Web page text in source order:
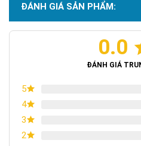
Tấm pin 6V/45W hiệu suất
700*350*17mm
Chứng nhận
ĐÁNH GIÁ SẢN PHẨM:
0.0
ĐÁNH GIÁ
5
4
3
2